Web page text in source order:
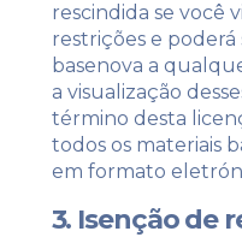
rescindida se você
restrições e
basenova a
a visualização
término desta
todos os materiais
em formato
3. Isenção de